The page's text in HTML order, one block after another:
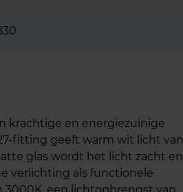
krachtige en energiezuinige
geeft warm wit licht van
glas wordt het licht zacht en
verlichting als functionele